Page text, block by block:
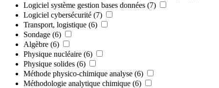
Logiciel système gestion bases données (7)
Logiciel cybersécurité (7)
Transport, logistique (6)
Sondage (6)
Algèbre (6)
Physique nucléaire (6)
Physique solides (6)
Méthode physico-chimique analyse (6)
Méthodologie analytique chimique (6)